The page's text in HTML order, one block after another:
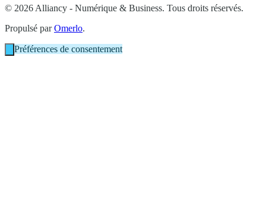
© 2026 Alliancy - Numérique & Business. Tous droits réservés.
Propulsé parOmerlo.
Préférences de consentement